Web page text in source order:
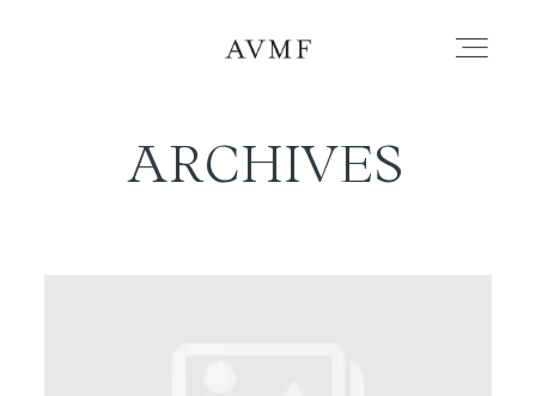
PORTAFOLIO
ARCHIVES